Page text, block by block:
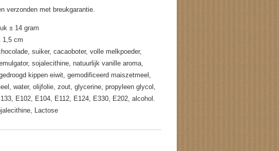
verzonden met breukgarantie.
± 14 gram
1,5 cm
suiker, cacaoboter, volle melkpoeder,
sojalecithine, natuurlijk vanille aroma,
kippen eiwit, gemodificeerd maiszetmeel,
water, olijfolie, zout, glycerine, propyleen glycol,
E102, E104, E112, E124, E330, E202, alcohol.
Lactose